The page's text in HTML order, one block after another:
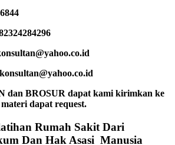
dan BROSUR dapat kami kirimkan ke
dapat request.
Rumah Sakit Dari
Dan Hak Asasi Manusia